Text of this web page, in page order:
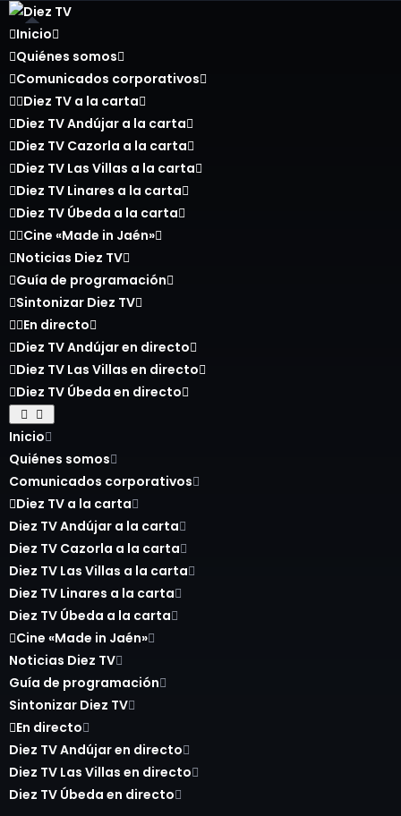
Inicio
Quiénes somos
Comunicados corporativos
Diez TV a la carta
Diez TV Andújar a la carta
Diez TV Cazorla a la carta
Diez TV Las Villas a la carta
Diez TV Linares a la carta
Diez TV Úbeda a la carta
Cine «Made in Jaén»
Noticias Diez TV
Guía de programación
Sintonizar Diez TV
En directo
Diez TV Andújar en directo
Diez TV Las Villas en directo
Diez TV Úbeda en directo
Inicio
Quiénes somos
Comunicados corporativos
Diez TV a la carta
Diez TV Andújar a la carta
Diez TV Cazorla a la carta
Diez TV Las Villas a la carta
Diez TV Linares a la carta
Diez TV Úbeda a la carta
Cine «Made in Jaén»
Noticias Diez TV
Guía de programación
Sintonizar Diez TV
En directo
Diez TV Andújar en directo
Diez TV Las Villas en directo
Diez TV Úbeda en directo